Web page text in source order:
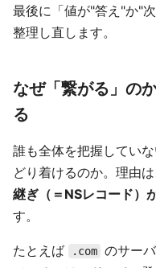
最後に「値が"答え"か"
整理し直します。
なぜ「繋がる」の
る
誰も全体を把握してい
どり着けるのか。理由は
継ぎ（＝NSレコード）
す。
たとえば .com のサー